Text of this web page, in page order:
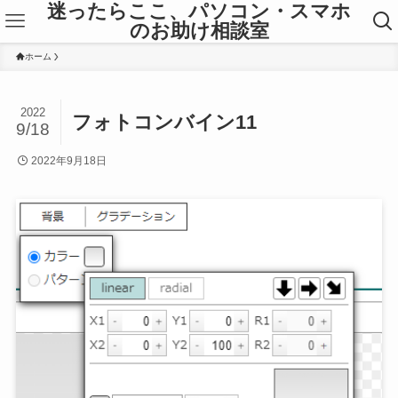
迷ったらここ、パソコン・スマホ
のお助け相談室
ホーム
フォトコンバイン11
2022
9/18
2022年9月18日